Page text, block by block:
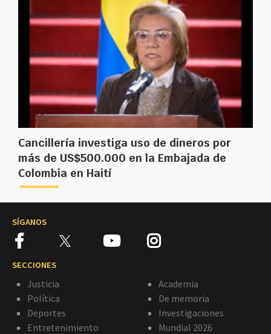
Cancillería investiga uso de dineros por
más de US$500.000 en la Embajada de
Colombia en Haití
SÍGANOS
SECCIONES
Justicia
Política
Deportes
Entretenimiento
Academia
De memoria
Investigaciones
Mundial 2026